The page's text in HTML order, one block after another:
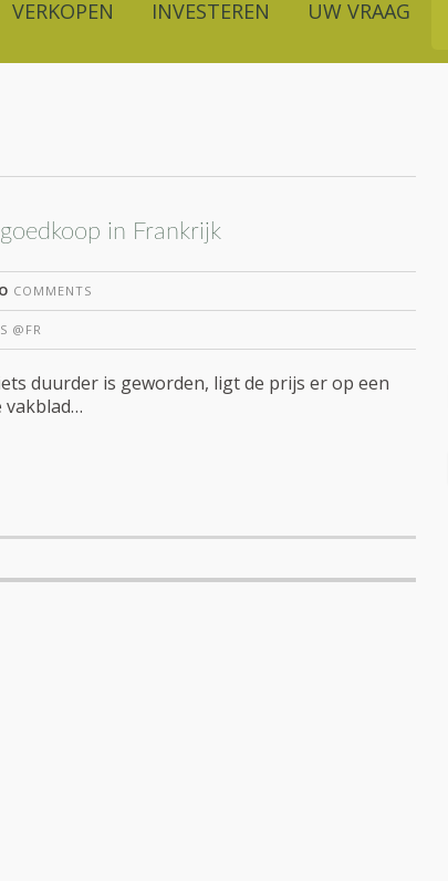
VERKOPEN INVESTEREN UW VRAAG
in Frankrijk
COMMENTS
@FR
duurder is geworden, ligt de prijs er op een
vakblad…